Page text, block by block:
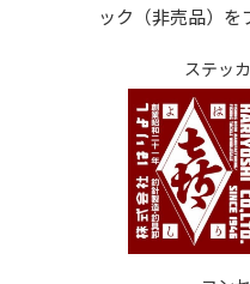
ック（非売品）を
ステッ